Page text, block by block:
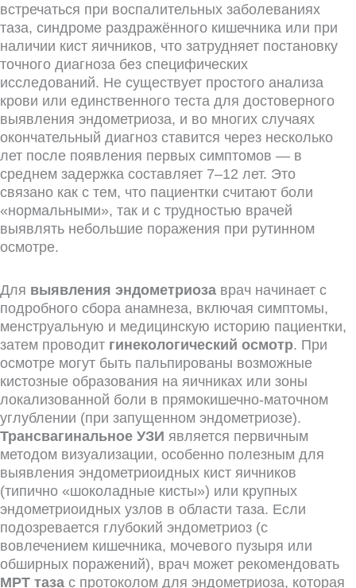
встречаться при воспалительных заболеваниях
таза, синдроме раздражённого кишечника или при
наличии кист яичников, что затрудняет постановку
точного диагноза без специфических
исследований. Не существует простого анализа
крови или единственного теста для достоверного
выявления эндометриоза, и во многих случаях
окончательный диагноз ставится через несколько
лет после появления первых симптомов — в
среднем задержка составляет 7–12 лет. Это
связано как с тем, что пациентки считают боли
«нормальными», так и с трудностью врачей
выявлять небольшие поражения при рутинном
осмотре.
Для выявления эндометриоза врач начинает с
подробного сбора анамнеза, включая симптомы,
менструальную и медицинскую историю пациентки,
затем проводит гинекологический осмотр. При
осмотре могут быть пальпированы возможные
кистозные образования на яичниках или зоны
локализованной боли в прямокишечно-маточном
углублении (при запущенном эндометриозе).
Трансвагинальное УЗИ является первичным
методом визуализации, особенно полезным для
выявления эндометриоидных кист яичников
(типично «шоколадные кисты») или крупных
эндометриоидных узлов в области таза. Если
подозревается глубокий эндометриоз (с
вовлечением кишечника, мочевого пузыря или
обширных поражений), врач может рекомендовать
МРТ таза с протоколом для эндометриоза, которая